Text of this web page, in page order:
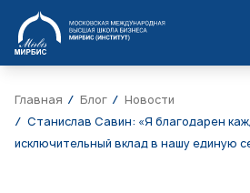
МИРБИС
Главная Блог
Новости
Станислав Савин: «Я благодарен
исключительный вклад в нашу единую